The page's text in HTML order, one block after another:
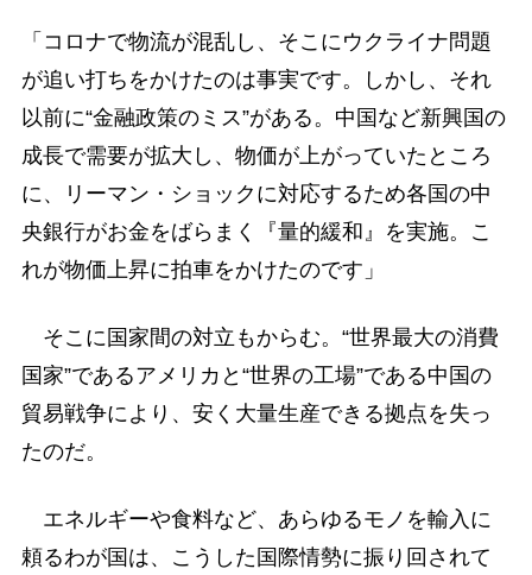
「コロナで物流が混乱し、そこにウクライナ問題
が追い打ちをかけたのは事実です。しかし、それ
以前に“金融政策のミス”がある。中国など新興国の
成長で需要が拡大し、物価が上がっていたところ
に、リーマン・ショックに対応するため各国の中
央銀行がお金をばらまく『量的緩和』を実施。こ
れが物価上昇に拍車をかけたのです」
そこに国家間の対立もからむ。“世界最大の消費
国家”であるアメリカと“世界の工場”である中国の
貿易戦争により、安く大量生産できる拠点を失っ
たのだ。
エネルギーや食料など、あらゆるモノを輸入に
頼るわが国は、こうした国際情勢に振り回されて